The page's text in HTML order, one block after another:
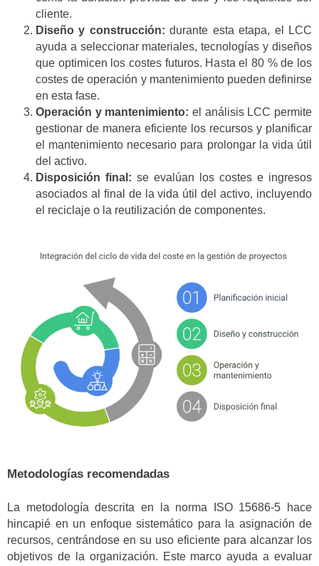
cliente.
Diseño y construcción: durante esta etapa, el LCC
ayuda a seleccionar materiales, tecnologías y diseños
que optimicen los costes futuros. Hasta el 80 % de los
costes de operación y mantenimiento pueden definirse
en esta fase.
Operación y mantenimiento: el análisis LCC permite
gestionar de manera eficiente los recursos y planificar
el mantenimiento necesario para prolongar la vida útil
del activo.
Disposición final: se evalúan los costes e ingresos
asociados al final de la vida útil del activo, incluyendo
el reciclaje o la reutilización de componentes.
Metodologías recomendadas
La metodología descrita en la norma ISO 15686-5 hace
hincapié en un enfoque sistemático para la asignación de
recursos, centrándose en su uso eficiente para alcanzar los
objetivos de la organización. Este marco ayuda a evaluar